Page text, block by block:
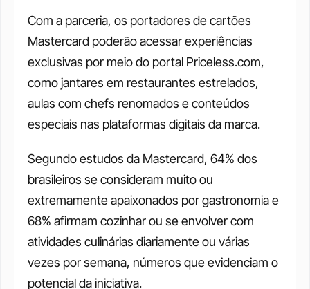
Com a parceria, os portadores de cartões
Mastercard poderão acessar experiências
exclusivas por meio do portal Priceless.com,
como jantares em restaurantes estrelados,
aulas com chefs renomados e conteúdos
especiais nas plataformas digitais da marca.
Segundo estudos da Mastercard, 64% dos
brasileiros se consideram muito ou
extremamente apaixonados por gastronomia e
68% afirmam cozinhar ou se envolver com
atividades culinárias diariamente ou várias
vezes por semana, números que evidenciam o
potencial da iniciativa.